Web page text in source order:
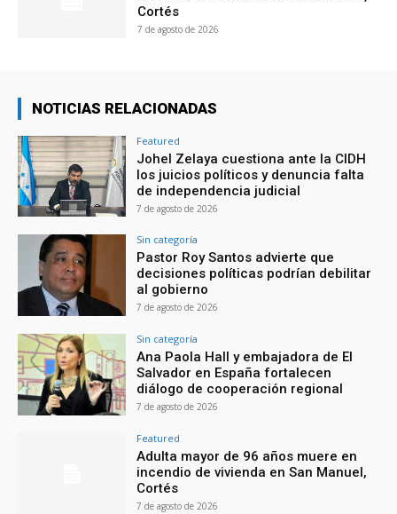
Cortés
7 de agosto de 2026
NOTICIAS RELACIONADAS
Featured
Johel Zelaya cuestiona ante la CIDH
los juicios políticos y denuncia falta
de independencia judicial
7 de agosto de 2026
Sin categoría
Pastor Roy Santos advierte que
decisiones políticas podrían debilitar
al gobierno
7 de agosto de 2026
Sin categoría
Ana Paola Hall y embajadora de El
Salvador en España fortalecen
diálogo de cooperación regional
7 de agosto de 2026
Featured
Adulta mayor de 96 años muere en
incendio de vivienda en San Manuel,
Cortés
7 de agosto de 2026